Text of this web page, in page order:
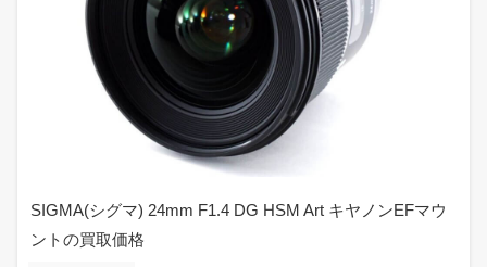
SIGMA(シグマ) 24mm F1.4 DG HSM Art キヤノンEFマウ
ントの買取価格